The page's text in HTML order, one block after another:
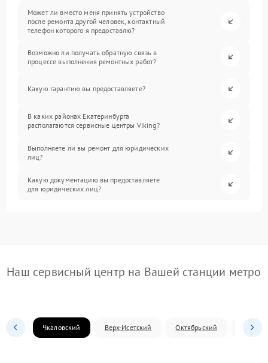
Может ли вместо меня принять устройство
после ремонта другой человек, контактный
телефон которого я предоставлю?
Возможно ли получать обратную связь в
процессе выполнения ремонтных работ?
Какую гарантию вы предоставляете?
В каких районах Екатеринбурга
располагаются сервисные центры Viking?
Выполняете ли вы ремонт для юридических
лиц?
Какую документацию вы предоставляете
для юридических лиц?
Наш сервисный центр на Вашей станции метро
Чкаловский Верх-Исетский Октябрьский